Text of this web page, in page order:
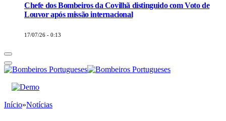
Chefe dos Bombeiros da Covilhã distinguido com Voto de
Louvor após missão internacional
17/07/26 - 0:13
Início»Notícias